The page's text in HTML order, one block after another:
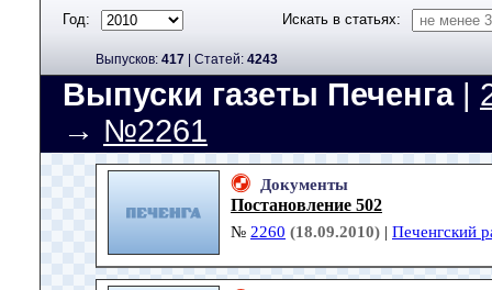
Год: Искать в статьях:
Выпусков: 417 | Cтатей: 4243
Выпуски газеты Печенга|
→ №2261
Документы
Постановление 502
№ 2260 (18.09.2010) | Печенгский